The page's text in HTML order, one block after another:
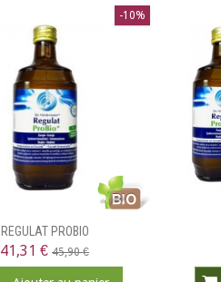
-10%
REGULAT PROBIO
41,31 € 45,90 €